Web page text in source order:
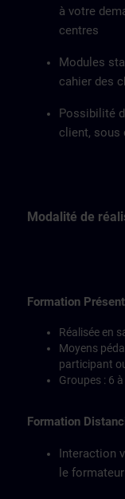
à votre
centres
Modules
cahier des
Possibilité
client, sous
Modalité de
Formation
Réalisée en
Moyens
participant
Groupes : 6
Formation
Interaction
le